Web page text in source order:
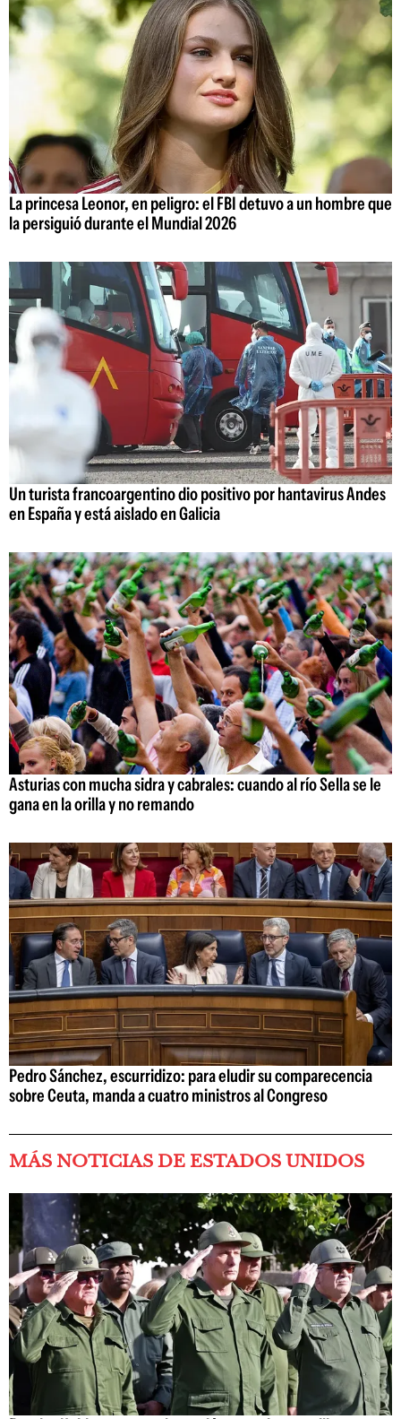
La princesa Leonor, en peligro: el FBI detuvo a un hombre que
la persiguió durante el Mundial 2026
Un turista francoargentino dio positivo por hantavirus Andes
en España y está aislado en Galicia
Asturias con mucha sidra y cabrales: cuando al río Sella se le
gana en la orilla y no remando
Pedro Sánchez, escurridizo: para eludir su comparecencia
sobre Ceuta, manda a cuatro ministros al Congreso
MÁS NOTICIAS DE ESTADOS UNIDOS